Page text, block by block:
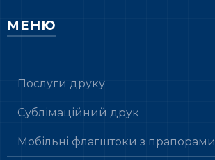
МЕНЮ
Послуги друку
Сублімаційний друк
Мобільні флагштоки з прапорами